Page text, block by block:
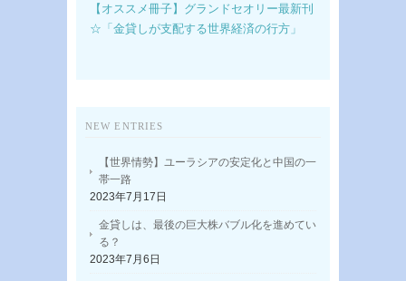
【オススメ冊子】グランドセオリー最新刊
☆「金貸しが支配する世界経済の行方」
NEW ENTRIES
【世界情勢】ユーラシアの安定化と中国の一
帯一路
2023年7月17日
金貸しは、最後の巨大株バブル化を進めてい
る？
2023年7月6日